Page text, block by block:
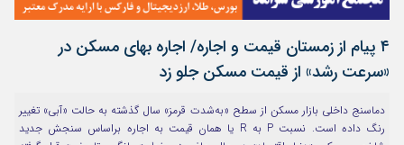
سروش
ایتا
آپارات
اپلیکیشن رمز عبور
مرا به خاطر بسپار
۴ پیام از زمستان قیمت و اجاره/ اجاره بهای مسکن در
«سرعت رشد» از قیمت مسکن جلو زد
دماسنج داخلی بازار مسکن از سطح «به‌شدت قرمز» سال گذشته به حالت «آبی» تغییر
رنگ داده است. نسبت P به R یا همان قیمت به اجاره براساس سنجش جدید